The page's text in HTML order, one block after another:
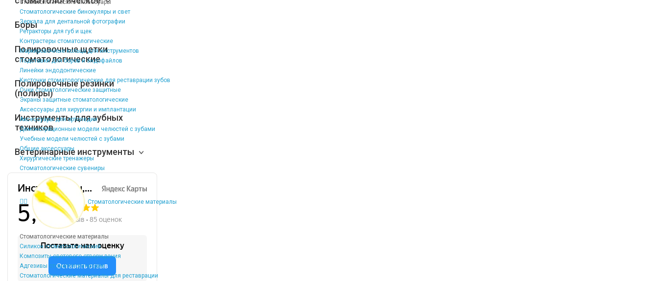
Стоматологические аксессуары
Стоматологические бинокуляры и свет
Зеркала для дентальной фотографии
Ретракторы для губ и щек
Контрастеры стоматологические
Маркировочные кольца для инструментов
Подставки для боров и эндофайлов
Линейки эндодонтические
Кисточки стоматологические для реставрации зубов
Очки стоматологические защитные
Экраны защитные стоматологические
Аксессуары для хирургии и имплантации
Аксессуары для ортопедии
Демонстрационные модели челюстей с зубами
Учебные модели челюстей с зубами
Общие аксессуары
Хирургические тренажеры
Стоматологические сувениры
Стоматологические материалы
Стоматологические материалы
Силикон стоматологический
Композиты светового отверждения
Адгезивы стоматологические
Стоматологические материалы для реставрации
Боры
Полировочные щетки
стоматологические
Полировочные резинки
(полиры)
Инструменты для зубных
техников
Ветеринарные инструменты